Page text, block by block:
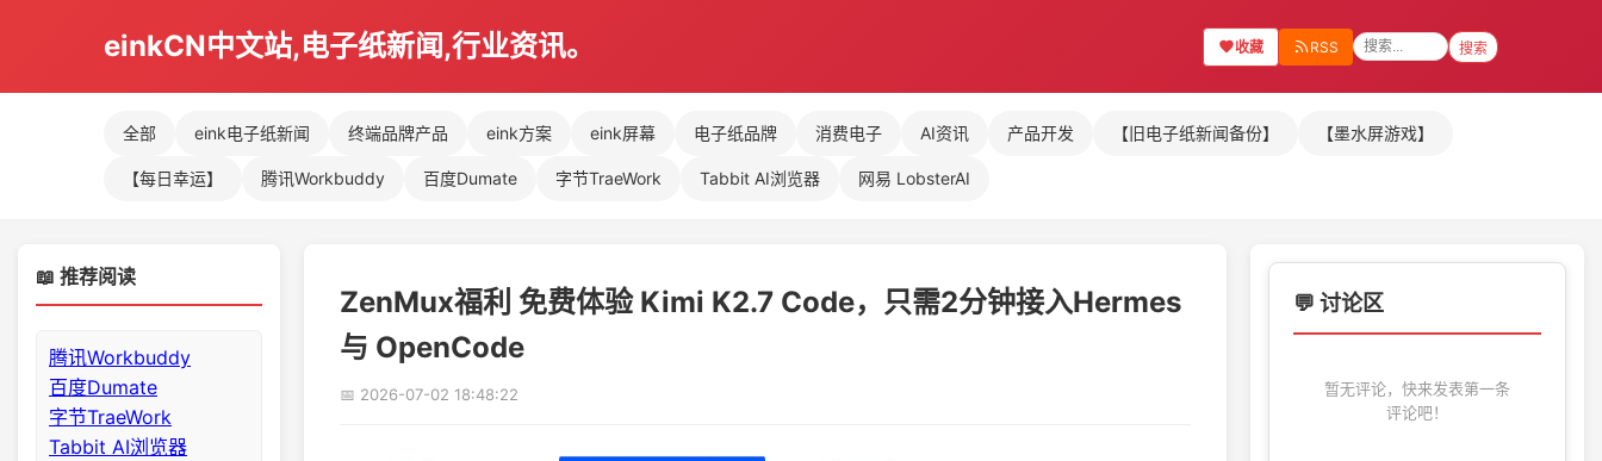
einkCN中文站,电子纸新闻,行业资讯。 收藏 RSS 搜索
全部 eink电子纸新闻 终端品牌产品 eink方案 eink屏幕 电子纸品牌 消费电子 AI资讯 产品开发 【旧电子纸新闻备份】 【墨水屏游戏】
【每日幸运】 腾讯Workbuddy 百度Dumate 字节TraeWork Tabbit AI浏览器 网易 LobsterAI
📖 推荐阅读
腾讯Workbuddy
百度Dumate
字节TraeWork
Tabbit AI浏览器
ZenMux福利 免费体验 Kimi K2.7 Code，只需2分钟接入Hermes
与 OpenCode
📅 2026-07-02 18:48:22
💬 讨论区
暂无评论，快来发表第一条
评论吧！